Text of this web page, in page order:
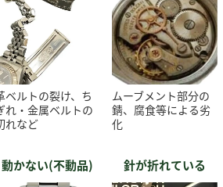
ベルトの裂け、ち
れ・金属ベルトの
れなど
ムーブメント部分の
錆、腐食等による劣
化
動かない(不動品) 針が折れている